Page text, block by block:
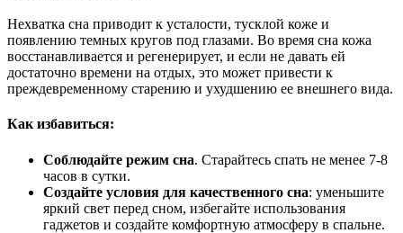
Нехватка сна приводит к усталости, тусклой коже и
появлению темных кругов под глазами. Во время сна кожа
восстанавливается и регенерирует, и если не давать ей
достаточно времени на отдых, это может привести к
преждевременному старению и ухудшению ее внешнего вида.
Как избавиться:
Соблюдайте режим сна. Старайтесь спать не менее 7-8
часов в сутки.
Создайте условия для качественного сна: уменьшите
яркий свет перед сном, избегайте использования
гаджетов и создайте комфортную атмосферу в спальне.